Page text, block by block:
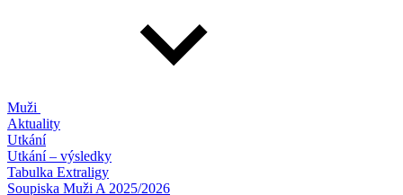
Muži
Aktuality
Utkání
Utkání – výsledky
Tabulka Extraligy
Soupiska Muži A 2025/2026